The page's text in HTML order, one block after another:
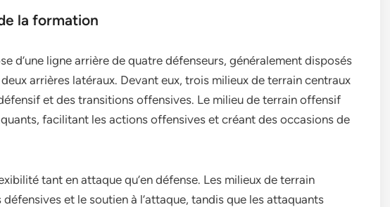
la formation
d’une ligne arrière de quatre défenseurs, généralement disposés
arrières latéraux. Devant eux, trois milieux de terrain centraux
et des transitions offensives. Le milieu de terrain offensif
facilitant les actions offensives et créant des occasions de
tant en attaque qu’en défense. Les milieux de terrain
et le soutien à l’attaque, tandis que les attaquants